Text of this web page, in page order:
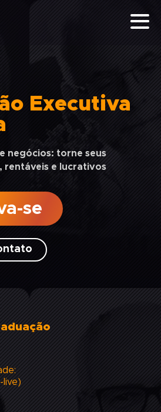
Executiva
negócios: torne seus
rentáveis e lucrativos
se
live)